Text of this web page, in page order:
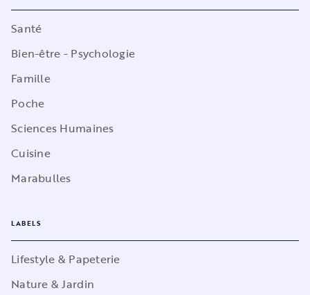
Santé
Bien-être - Psychologie
Famille
Poche
Sciences Humaines
Cuisine
Marabulles
LABELS
Lifestyle & Papeterie
Nature & Jardin